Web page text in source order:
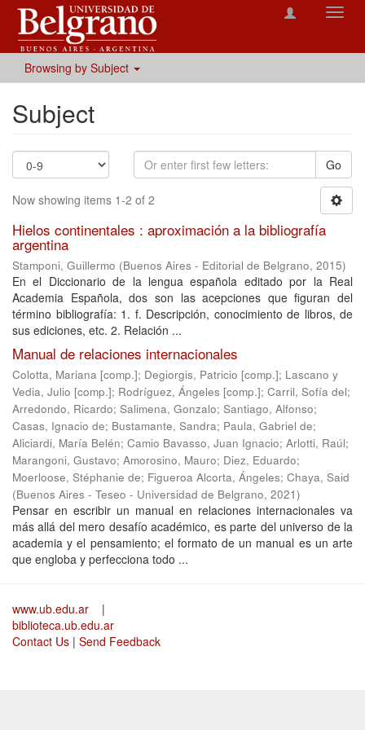
Browsing by Subject
Subject
Go
Now showing items 1-2 of 2
Hielos continentales : aproximación a la bibliografía
argentina
Stamponi, Guillermo (Buenos Aires - Editorial de Belgrano, 2015)
En el Diccionario de la lengua española editado por la Real
Academia Española, dos son las acepciones que figuran del
término bibliografía: 1. f. Descripción, conocimiento de libros, de
sus ediciones, etc. 2. Relación ...
Manual de relaciones internacionales
Colotta, Mariana [comp.]; Degiorgis, Patricio [comp.]; Lascano y
Vedia, Julio [comp.]; Rodríguez, Ángeles [comp.]; Carril, Sofía del;
Arredondo, Ricardo; Salimena, Gonzalo; Santiago, Alfonso;
Casas, Ignacio de; Bustamante, Sandra; Paula, Gabriel de;
Aliciardi, María Belén; Camio Bavasso, Juan Ignacio; Arlotti, Raúl;
Marangoni, Gustavo; Amorosino, Mauro; Diez, Eduardo;
Moerloose, Stéphanie de; Figueroa Alcorta, Ángeles; Chaya, Said
(Buenos Aires - Teseo - Universidad de Belgrano, 2021)
Pensar en escribir un manual en relaciones internacionales va
más allá del mero desafío académico, es parte del universo de la
academia y el pensamiento; el formato de un manual es un arte
que engloba y perfecciona todo ...
www.ub.edu.ar
|
biblioteca.ub.edu.ar
Contact Us | Send Feedback